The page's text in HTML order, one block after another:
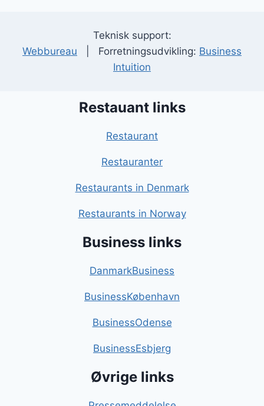
Teknisk support:
Webbureau | Forretningsudvikling: Business
Intuition
Restauant links
Restaurant
Restauranter
Restaurants in Denmark
Restaurants in Norway
Business links
DanmarkBusiness
BusinessKøbenhavn
BusinessOdense
BusinessEsbjerg
Øvrige links